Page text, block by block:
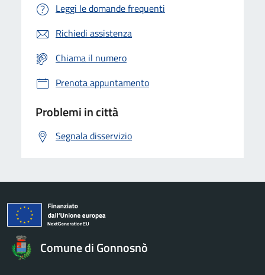
Leggi le domande frequenti
Richiedi assistenza
Chiama il numero
Prenota appuntamento
Problemi in città
Segnala disservizio
Comune di Gonnosnò